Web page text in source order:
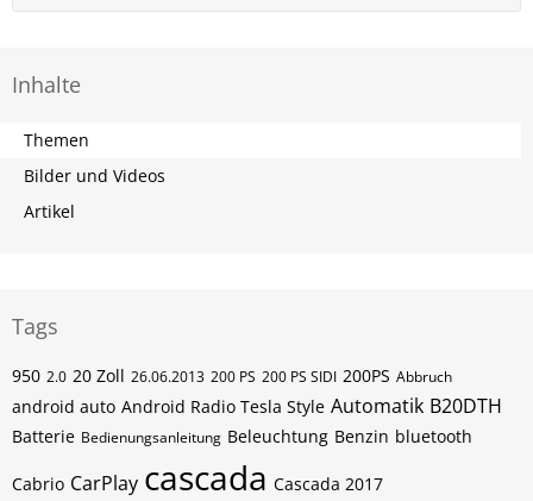
Inhalte
Themen
Bilder und Videos
Artikel
Tags
950 2.0 20 Zoll 26.06.2013 200 PS 200 PS SIDI 200PS Abbruch
android auto Android Radio Tesla Style Automatik B20DTH
Batterie Bedienungsanleitung Beleuchtung Benzin bluetooth
Cabrio CarPlay cascada Cascada 2017